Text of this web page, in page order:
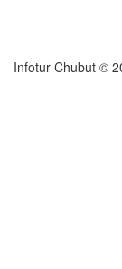
Infotur Chubut ©